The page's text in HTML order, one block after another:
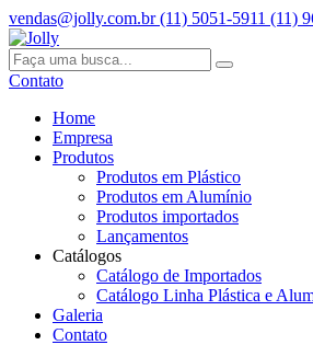
vendas@jolly.com.br(11) 5051-5911 (11)
Contato
Home
Empresa
Produtos
Produtos em Plástico
Produtos em Alumínio
Produtos importados
Lançamentos
Catálogos
Catálogo de Importados
Catálogo Linha Plástica e
Galeria
Contato